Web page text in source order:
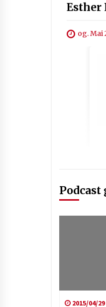
Esther
og. Mai
Podcast
2015/04/29